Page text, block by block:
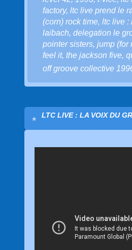
factory, ltc live prend le
(corn) rock time, ltc live :
laibach, delegation le
pointer sisters, jump (for
feel it, the jackson five,
off groove collective
LTC LIVE : LA VOIX DU